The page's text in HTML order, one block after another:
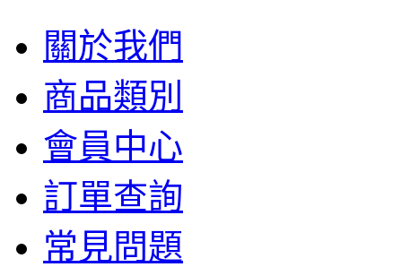
關於我們
商品類別
會員中心
訂單查詢
常見問題